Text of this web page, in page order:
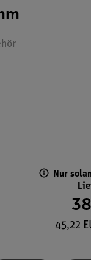
Nur
45,22